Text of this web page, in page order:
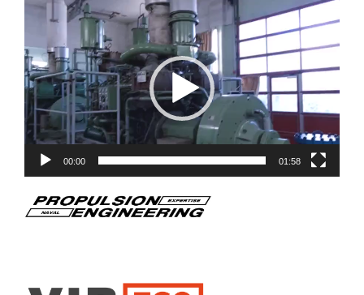
Lecteur
00:00 01:58